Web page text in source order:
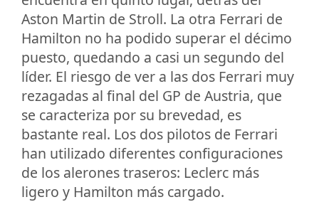
Aston Martin de Stroll. La otra Ferrari de
Hamilton no ha podido superar el décimo
puesto, quedando a casi un segundo del
líder. El riesgo de ver a las dos Ferrari muy
rezagadas al final del GP de Austria, que
se caracteriza por su brevedad, es
bastante real. Los dos pilotos de Ferrari
han utilizado diferentes configuraciones
de los alerones traseros: Leclerc más
ligero y Hamilton más cargado.